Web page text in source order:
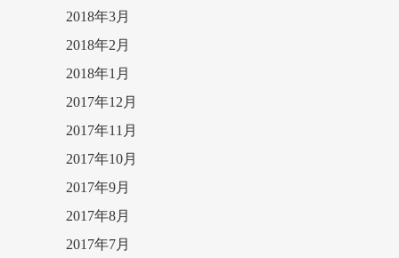
2018年3月
2018年2月
2018年1月
2017年12月
2017年11月
2017年10月
2017年9月
2017年8月
2017年7月